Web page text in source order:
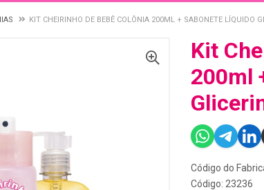
KIT CHEIRINHO DE BEBÊ COLÔNIA 200ML + SABONETE LÍQUIDO
Kit
200ml
Código do
Código: 23236